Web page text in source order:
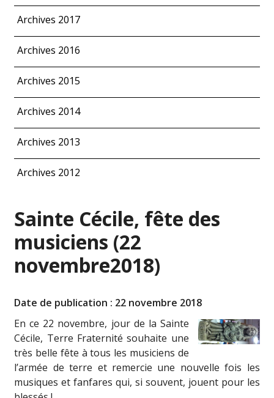
Archives 2017
Archives 2016
Archives 2015
Archives 2014
Archives 2013
Archives 2012
Sainte Cécile, fête des
musiciens (22
novembre2018)
Date de publication : 22 novembre 2018
En ce 22 novembre, jour de la Sainte
Cécile, Terre Fraternité souhaite une
très belle fête à tous les musiciens de
l’armée de terre et remercie une nouvelle fois les
musiques et fanfares qui, si souvent, jouent pour les